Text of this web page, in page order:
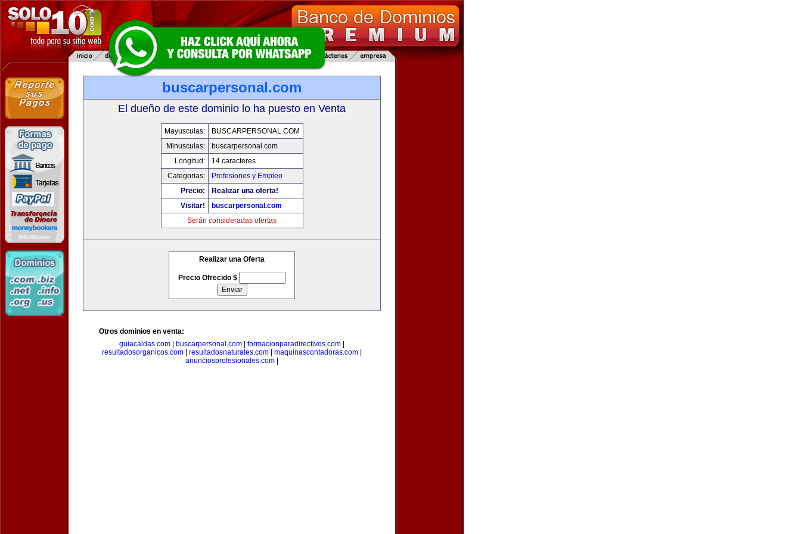
buscarpersonal.com
El dueño de este dominio lo ha puesto en Venta
Mayusculas:
BUSCARPERSONAL.COM
Minusculas:
buscarpersonal.com
Longitud:
14 caracteres
Categorias:
Profesiones y Empleo
Precio:
Realizar una oferta!
Visitar!
buscarpersonal.com
Serán consideradas ofertas
Realizar una Oferta
Precio Ofrecido $
Otros dominios en venta:
guiacaldas.com
buscarpersonal.com formacionparadirectivos.com
resultadosorganicos.com
resultadosnaturales.com maquinascontadoras.com
anunciosprofesionales.com